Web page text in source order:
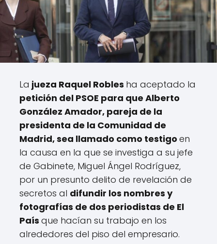
La jueza Raquel Robles ha aceptado la
petición del PSOE para que Alberto
González Amador, pareja de la
presidenta de la Comunidad de
Madrid, sea llamado como testigo en
la causa en la que se investiga a su jefe
de Gabinete, Miguel Ángel Rodríguez,
por un presunto delito de revelación de
secretos al difundir los nombres y
fotografías de dos periodistas de El
País que hacían su trabajo en los
alrededores del piso del empresario.